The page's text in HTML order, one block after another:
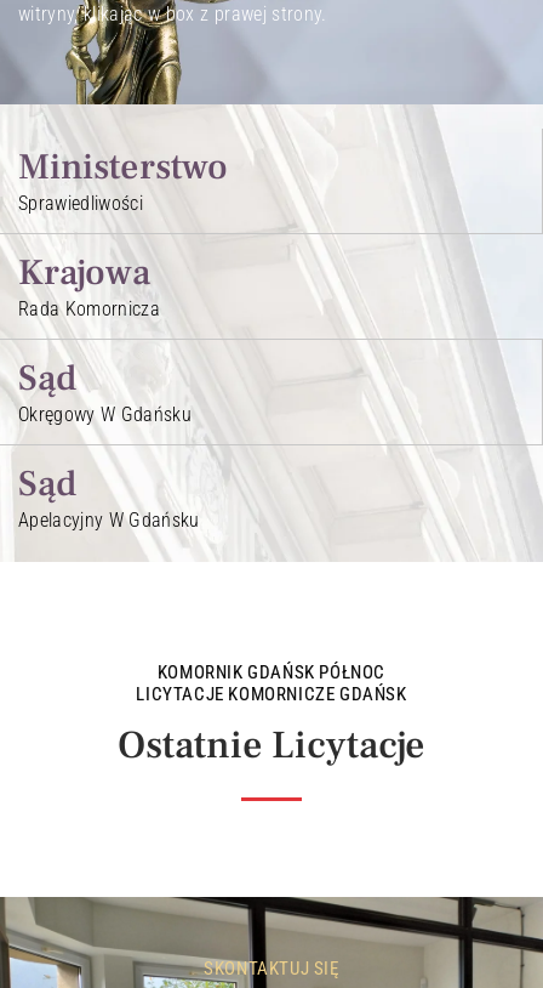
witryny, klikając w box z prawej strony.
Ministerstwo
Sprawiedliwości
Krajowa
Rada Komornicza
Sąd
Okręgowy W Gdańsku
Sąd
Apelacyjny W Gdańsku
KOMORNIK GDAŃSK PÓŁNOC
LICYTACJE KOMORNICZE GDAŃSK
Ostatnie Licytacje
SKONTAKTUJ SIĘ